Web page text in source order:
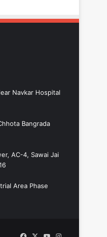
Navkar Hospital
Bangrada
AC-4, Sawai Jai
Area Phase